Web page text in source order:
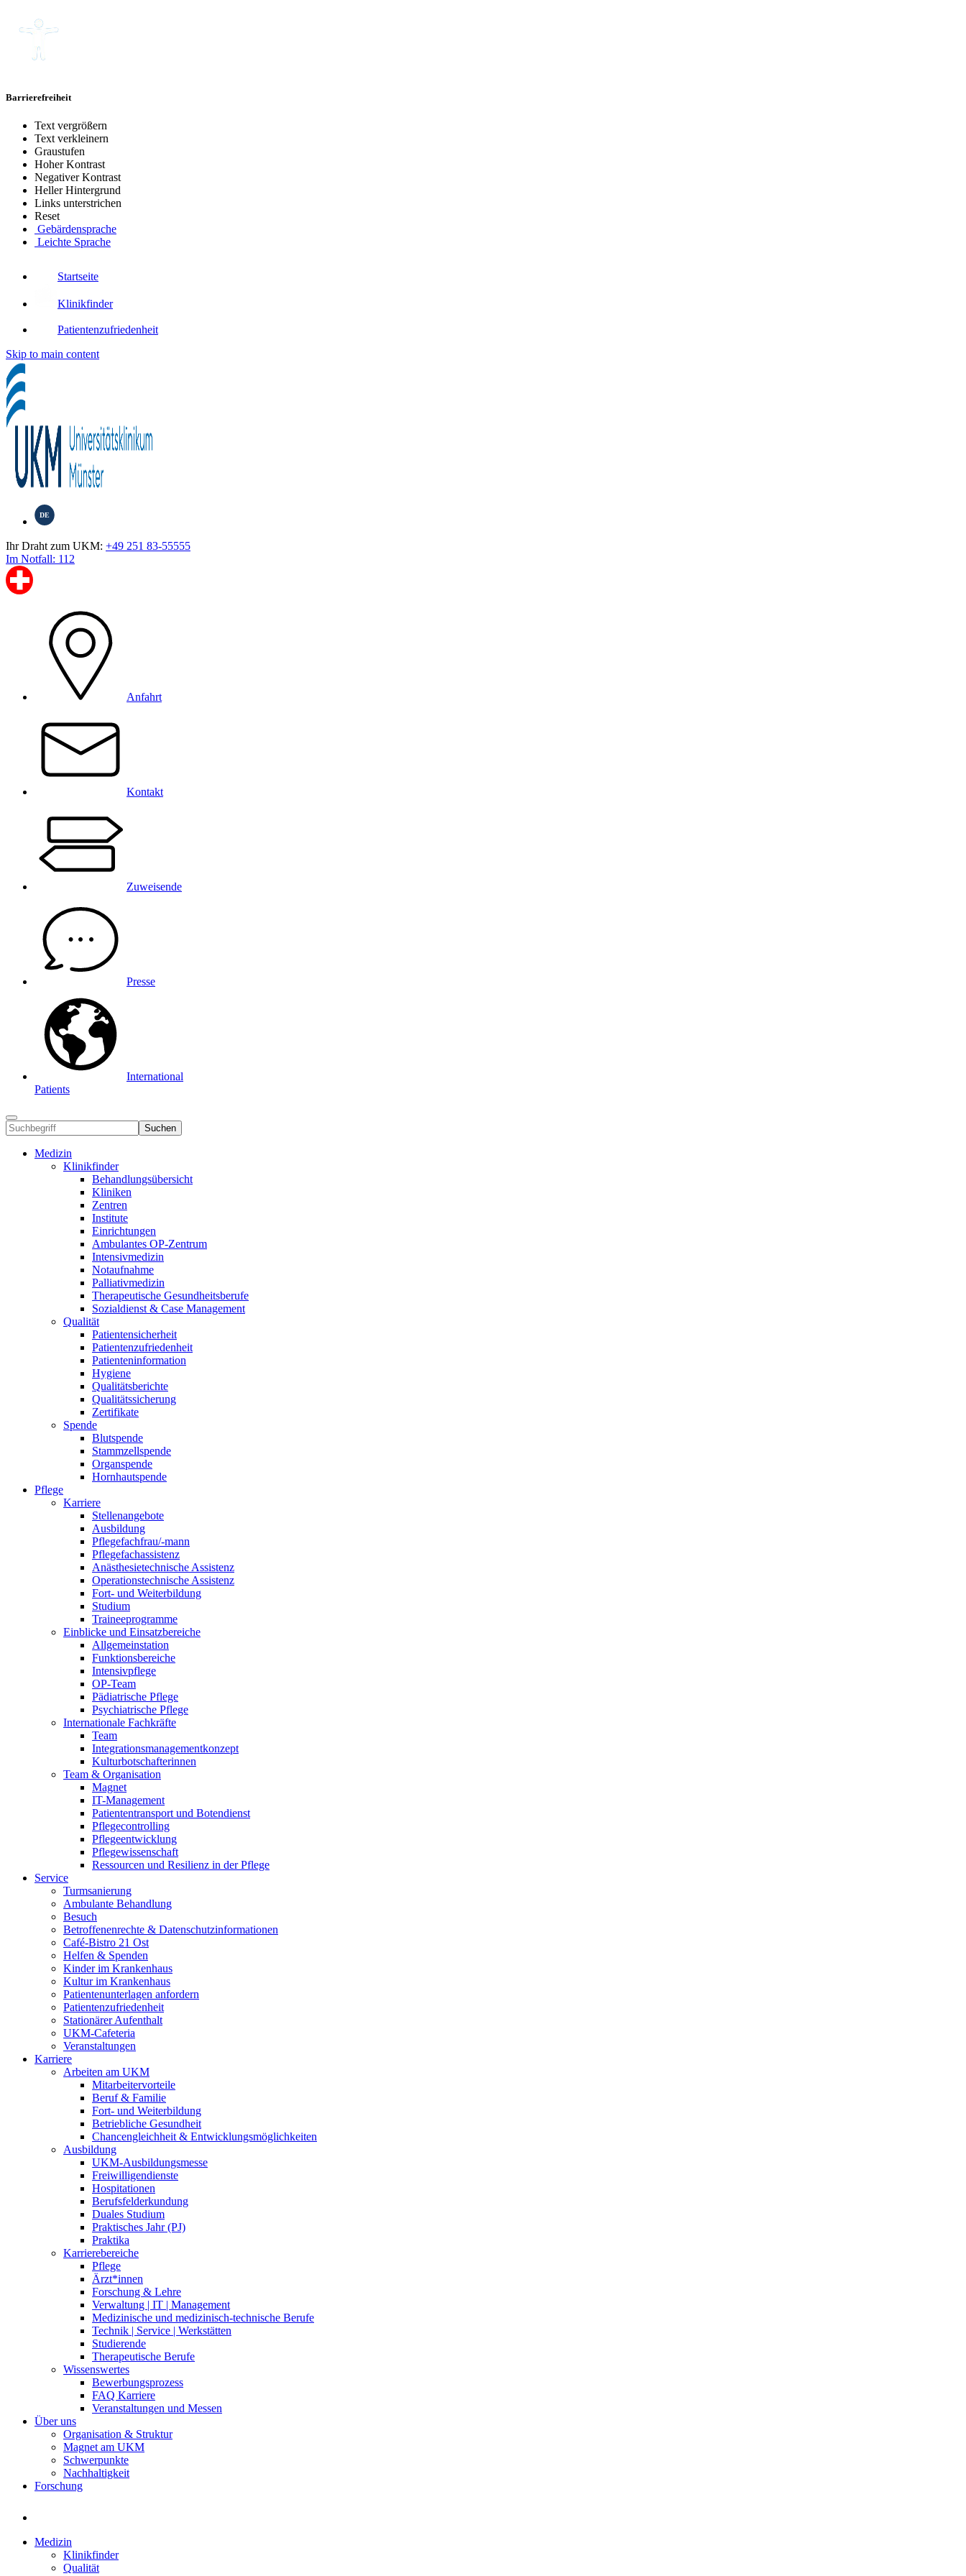
Barrierefreiheit
Text vergrößern
Text verkleinern
Graustufen
Hoher Kontrast
Negativer Kontrast
Heller Hintergrund
Links unterstrichen
Reset
Gebärdensprache
Leichte Sprache
Startseite
Klinikfinder
Patientenzufriedenheit
Skip to main content
DE
Ihr Draht zum UKM: +49 251 83-55555
Im Notfall: 112
Anfahrt
Kontakt
Zuweisende
Presse
International
Patients
Suchen
Medizin
Klinikfinder
Behandlungsübersicht
Kliniken
Zentren
Institute
Einrichtungen
Ambulantes OP-Zentrum
Intensivmedizin
Notaufnahme
Palliativmedizin
Therapeutische Gesundheitsberufe
Sozialdienst & Case Management
Qualität
Patientensicherheit
Patientenzufriedenheit
Patienteninformation
Hygiene
Qualitätsberichte
Qualitätssicherung
Zertifikate
Spende
Blutspende
Stammzellspende
Organspende
Hornhautspende
Pflege
Karriere
Stellenangebote
Ausbildung
Pflegefachfrau/-mann
Pflegefachassistenz
Anästhesietechnische Assistenz
Operationstechnische Assistenz
Fort- und Weiterbildung
Studium
Traineeprogramme
Einblicke und Einsatzbereiche
Allgemeinstation
Funktionsbereiche
Intensivpflege
OP-Team
Pädiatrische Pflege
Psychiatrische Pflege
Internationale Fachkräfte
Team
Integrationsmanagementkonzept
Kulturbotschafterinnen
Team & Organisation
Magnet
IT-Management
Patiententransport und Botendienst
Pflegecontrolling
Pflegeentwicklung
Pflegewissenschaft
Ressourcen und Resilienz in der Pflege
Service
Turmsanierung
Ambulante Behandlung
Besuch
Betroffenenrechte & Datenschutzinformationen
Café-Bistro 21 Ost
Helfen & Spenden
Kinder im Krankenhaus
Kultur im Krankenhaus
Patientenunterlagen anfordern
Patientenzufriedenheit
Stationärer Aufenthalt
UKM-Cafeteria
Veranstaltungen
Karriere
Arbeiten am UKM
Mitarbeitervorteile
Beruf & Familie
Fort- und Weiterbildung
Betriebliche Gesundheit
Chancengleichheit & Entwicklungsmöglichkeiten
Ausbildung
UKM-Ausbildungsmesse
Freiwilligendienste
Hospitationen
Berufsfelderkundung
Duales Studium
Praktisches Jahr (PJ)
Praktika
Karrierebereiche
Pflege
Ärzt*innen
Forschung & Lehre
Verwaltung | IT | Management
Medizinische und medizinisch-technische Berufe
Technik | Service | Werkstätten
Studierende
Therapeutische Berufe
Wissenswertes
Bewerbungsprozess
FAQ Karriere
Veranstaltungen und Messen
Über uns
Organisation & Struktur
Magnet am UKM
Schwerpunkte
Nachhaltigkeit
Forschung
Medizin
Klinikfinder
Qualität